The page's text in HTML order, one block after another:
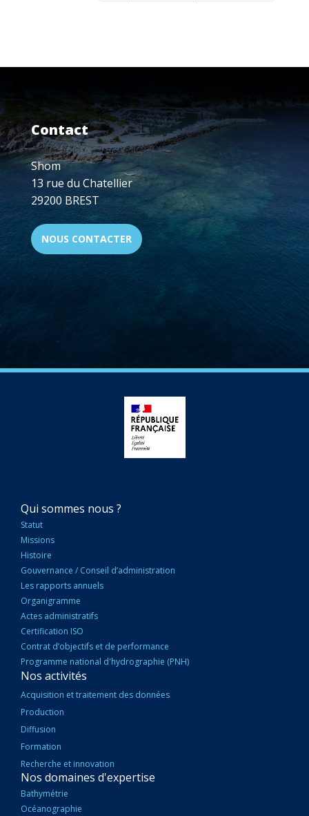
Contact
Shom
13 rue du Chatellier
29200 BREST
NOUS CONTACTER
NAVIGATION
PRINCIPALE
Qui sommes nous ?
Statut
Missions
Histoire
Gouvernance / Conseil d’administration
Les rapports annuels
Organigramme
Actes administratifs
Certification ISO
Contrat d’objectifs et de performance
Programme national d'hydrographie (PNH)
Nos activités
Acquisition et traitement des données
Production
Diffusion
Formation
Recherche et innovation
Nos domaines d'expertise
Bathymétrie
Océanographie